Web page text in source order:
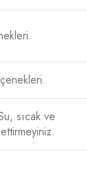
sıcak ve